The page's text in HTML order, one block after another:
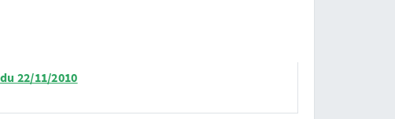
22/11/2010